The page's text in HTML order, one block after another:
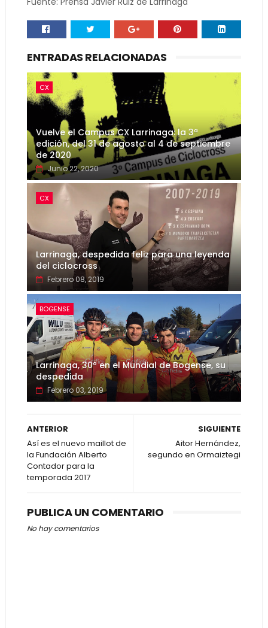
ENTRADAS RELACIONADAS
CX
Vuelve el Campus CX Larrinaga: la 3ª
edición, del 31 de agosto al 4 de septiembre
de 2020
Junio 22, 2020
CX
Larrinaga, despedida feliz para una leyenda
del ciclocross
Febrero 08, 2019
BOGENSE
Larrinaga, 30º en el Mundial de Bogense, su
despedida
Febrero 03, 2019
SIGUIENTE
Aitor Hernández,
segundo en Ormaiztegi
ANTERIOR
Así es el nuevo maillot de
la Fundación Alberto
Contador para la
temporada 2017
PUBLICA UN COMENTARIO
No hay comentarios